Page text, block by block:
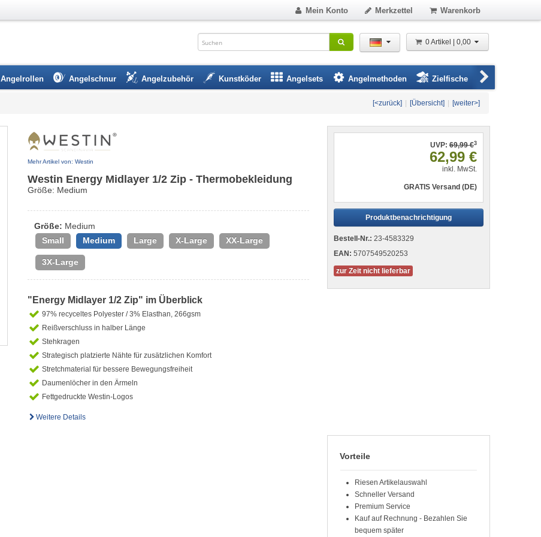
Mein Konto Merkzettel Warenkorb
0 Artikel | 0,00
Angelrollen Angelschnur Angelzubehör Kunstköder Angelsets Angelmethoden Zielfische
[<zurück] [Übersicht] [weiter>]
Mehr Artikel von: Westin
Westin Energy Midlayer 1/2 Zip - Thermobekleidung
Größe: Medium
Größe: Medium
Small Medium Large X-Large XX-Large
3X-Large
"Energy Midlayer 1/2 Zip" im Überblick
97% recyceltes Polyester / 3% Elasthan, 266gsm
Reißverschluss in halber Länge
Stehkragen
Strategisch platzierte Nähte für zusätzlichen Komfort
Stretchmaterial für bessere Bewegungsfreiheit
Daumenlöcher in den Ärmeln
Fettgedruckte Westin-Logos
Weitere Details
UVP: 69,99 €3
62,99 €
inkl. MwSt.
GRATIS Versand (DE)
Produktbenachrichtigung
Bestell-Nr.: 23-4583329
EAN: 5707549520253
zur Zeit nicht lieferbar
Vorteile
Riesen Artikelauswahl
Schneller Versand
Premium Service
Kauf auf Rechnung - Bezahlen Sie
bequem später